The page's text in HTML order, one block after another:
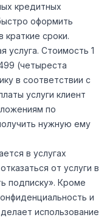
кредитных
оформить
краткие сроки.
услуга. Стоимость 1
(четыреста
в соответствии с
услуги клиент
по
нужную ему
в услугах
от услуги в
подписку». Кроме
и
использование